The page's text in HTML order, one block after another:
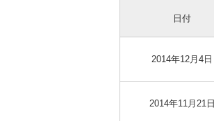
日付
2014年12月4日
2014年11月21日